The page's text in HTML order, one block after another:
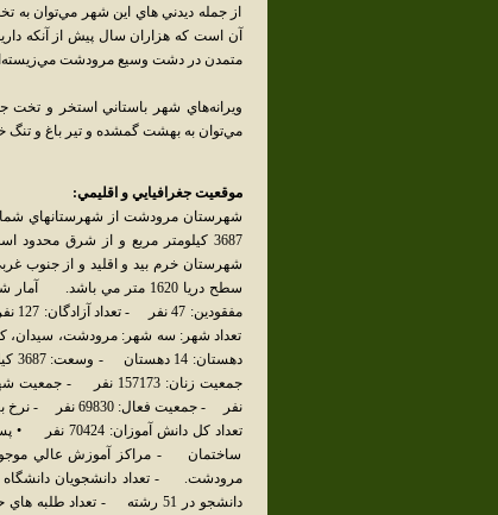
از جمله ديدني هاي اين شهر مي‌توان
آن‌ است‌ که‌ هزاران‌ سال‌ پيش‌ از آنکه‌
متمدن‌ در دشت‌ وسيع‌ مرودشت‌
ويرانه‌هاي‌ شهر باستاني استخر و تخت‌
مي‌توان به بهشت گمشده و تير باغ و تنگ
موقعيت جغرافيايي و اقليمي:
3687 كيلومتر مربع و از شرق
شهرستان خرم بيد و اقليد و از جنوب
تعداد شهر: سه شهر: مرودشت، سيدان،
ساختمان - مراكز آموزش عالي موجود